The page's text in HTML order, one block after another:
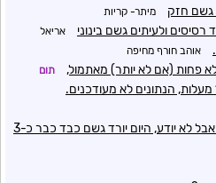
גשם חזק מיתר- קריות
ולעיתים גשם בינוני אריאל
אוהב חורף מחיפה
פחות (אם לא יותר) מאתמול, תום
אתמול היה מאד גשום אבל לא יודע, היום יורד גשם כבד כבר כ-3